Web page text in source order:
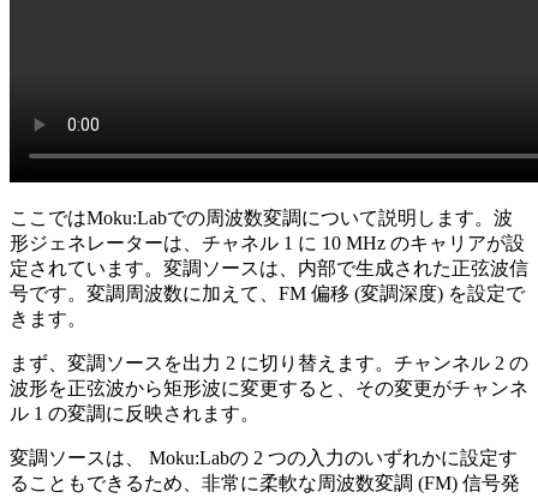
ここではMoku:Labでの周波数変調について説明します。波
形ジェネレーターは、チャネル 1 に 10 MHz のキャリアが設
定されています。変調ソースは、内部で生成された正弦波信
号です。変調周波数に加えて、FM 偏移 (変調深度) を設定で
きます。
まず、変調ソースを出力 2 に切り替えます。チャンネル 2 の
波形を正弦波から矩形波に変更すると、その変更がチャンネ
ル 1 の変調に反映されます。
変調ソースは、 Moku:Labの 2 つの入力のいずれかに設定す
ることもできるため、非常に柔軟な周波数変調 (FM) 信号発